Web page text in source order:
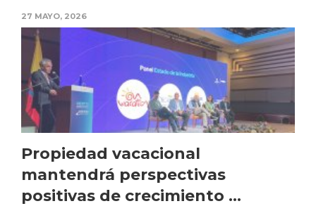
27 MAYO, 2026
Propiedad vacacional
mantendrá perspectivas
positivas de crecimiento ...